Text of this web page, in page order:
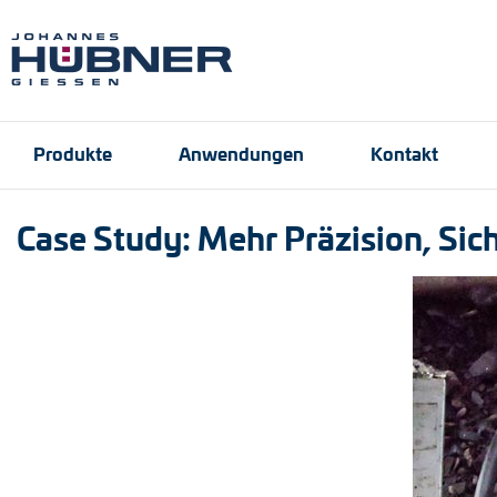
Produkte Anwendungen Kontakt
Absolute Drehgeber
Magnetische
Universal-
Drehzahlschalter
Case Study: Mehr Präzision,